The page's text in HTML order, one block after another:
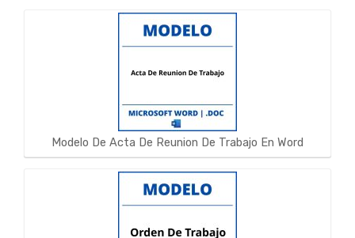
Modelo De Acta De Reunion De Trabajo En Word